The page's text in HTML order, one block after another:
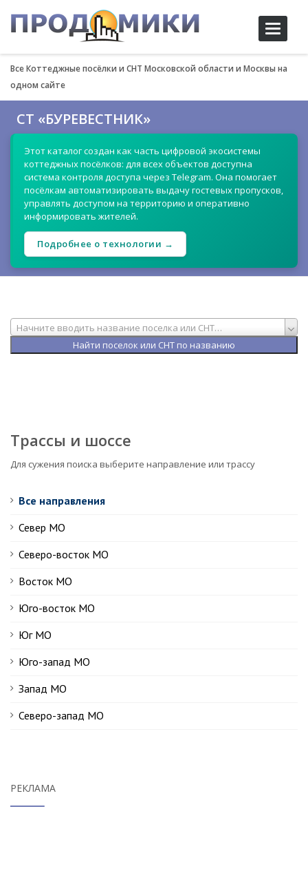
Toggle
Все Коттеджные посёлки и СНТ Московской области и Москвы на
одном сайте
СТ «БУРЕВЕСТНИК»
Этот каталог создан как часть цифровой экосистемы
коттеджных посёлков: для всех объектов доступна
система контроля доступа через Telegram. Она помогает
посёлкам автоматизировать выдачу гостевых пропусков,
управлять доступом на территорию и оперативно
информировать жителей.
Подробнее о технологии →
Начните вводить название поселка или СНТ…
Трассы и шоссе
Для сужения поиска выберите направление или трассу
Все направления
Север МО
Северо-восток МО
Восток МО
Юго-восток МО
Юг МО
Юго-запад МО
Запад МО
Северо-запад МО
РЕКЛАМА